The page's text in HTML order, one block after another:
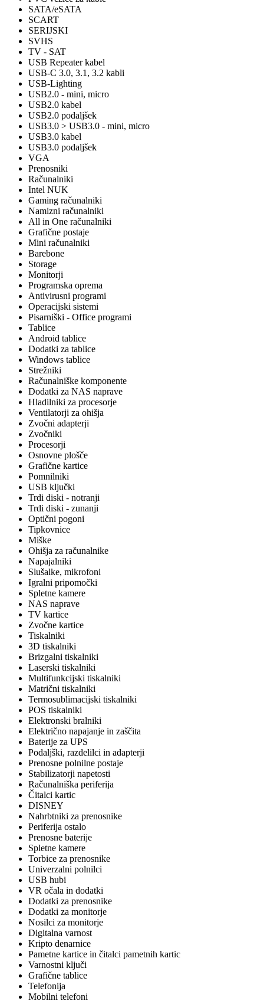
SATA/eSATA
SCART
SERIJSKI
SVHS
TV - SAT
USB Repeater kabel
USB-C 3.0, 3.1, 3.2 kabli
USB-Lighting
USB2.0 - mini, micro
USB2.0 kabel
USB2.0 podaljšek
USB3.0 > USB3.0 - mini, micro
USB3.0 kabel
USB3.0 podaljšek
VGA
Prenosniki
Računalniki
Intel NUK
Gaming računalniki
Namizni računalniki
All in One računalniki
Grafične postaje
Mini računalniki
Barebone
Storage
Monitorji
Programska oprema
Antivirusni programi
Operacijski sistemi
Pisarniški - Office programi
Tablice
Android tablice
Dodatki za tablice
Windows tablice
Strežniki
Računalniške komponente
Dodatki za NAS naprave
Hladilniki za procesorje
Ventilatorji za ohišja
Zvočni adapterji
Zvočniki
Procesorji
Osnovne plošče
Grafične kartice
Pomnilniki
USB ključki
Trdi diski - notranji
Trdi diski - zunanji
Optični pogoni
Tipkovnice
Miške
Ohišja za računalnike
Napajalniki
Slušalke, mikrofoni
Igralni pripomočki
Spletne kamere
NAS naprave
TV kartice
Zvočne kartice
Tiskalniki
3D tiskalniki
Brizgalni tiskalniki
Laserski tiskalniki
Multifunkcijski tiskalniki
Matrični tiskalniki
Termosublimacijski tiskalniki
POS tiskalniki
Elektronski bralniki
Električno napajanje in zaščita
Baterije za UPS
Podaljški, razdelilci in adapterji
Prenosne polnilne postaje
Stabilizatorji napetosti
Računalniška periferija
Čitalci kartic
DISNEY
Nahrbtniki za prenosnike
Periferija ostalo
Prenosne baterije
Spletne kamere
Torbice za prenosnike
Univerzalni polnilci
USB hubi
VR očala in dodatki
Dodatki za prenosnike
Dodatki za monitorje
Nosilci za monitorje
Digitalna varnost
Kripto denarnice
Pametne kartice in čitalci pametnih kartic
Varnostni ključi
Grafične tablice
Telefonija
Mobilni telefoni